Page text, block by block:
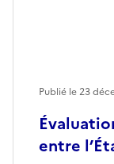
entre
Publié le23